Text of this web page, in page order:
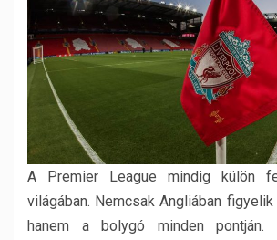
A Premier League mindig külön
világában. Nemcsak Angliában
hanem a bolygó minden